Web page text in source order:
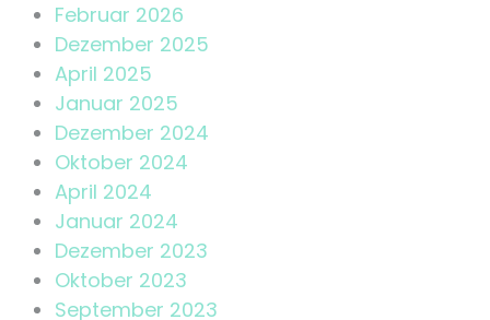
Februar 2026
Dezember 2025
April 2025
Januar 2025
Dezember 2024
Oktober 2024
April 2024
Januar 2024
Dezember 2023
Oktober 2023
September 2023